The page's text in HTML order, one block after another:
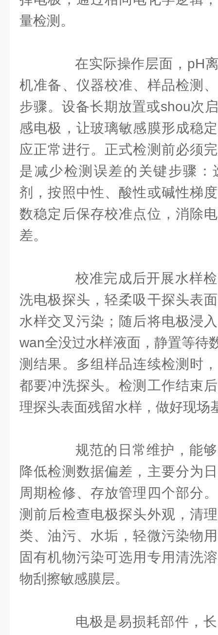
量检测。
在实际操作层面，pH离
机准备、仪器校准、样品检测
步骤。设备长期放置或shou次
感电极，让玻璃敏感膜形成稳
应正常进行。正式检测前必须
是减少检测误差的关键步骤
剂，按照中性、酸性或碱性梯
数稳定后保存校准点位，消除
差。
校准完成后开展水样检
洗电极探头，轻柔吸干探头表
水样交叉污染；随后将电极浸
wan全没过水样液面，静置等待
测结果。多组样品连续检测时
都要冲洗探头。检测工作结束
理探头表面残留水样，做好现场
规范的日常维护，能够
降低检测数据偏差，主要分为
周期检修、存放管理四个部分
测前后检查电极探头外观，清
类、油污、水垢，轻微污染物
固有机物污染可选用专用清洗
物刮擦敏感膜层。
电极是易损耗部件，长